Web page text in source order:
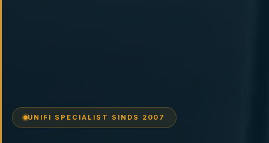
UNIFI SPECIALIST SINDS 2007